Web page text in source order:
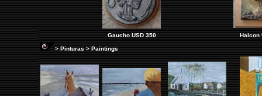
Gaucho USD 350 Halcon
> Pinturas > Paintings